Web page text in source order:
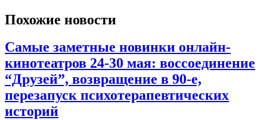
Похожие новости
Самые заметные новинки онлайн-
кинотеатров 24-30 мая: воссоединение
“Друзей”, возвращение в 90-е,
перезапуск психотерапевтических
историй